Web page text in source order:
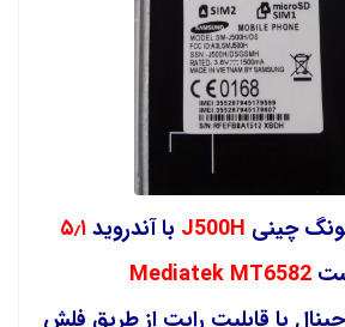
چینی J500H با آندروید۵٫۱
Mediatek MT6582
با قابلیت رایت از طریق فلش